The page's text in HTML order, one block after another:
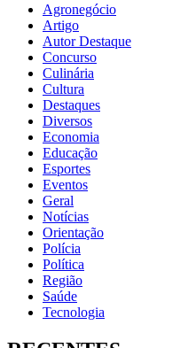
Agronegócio
Artigo
Autor Destaque
Concurso
Culinária
Cultura
Destaques
Diversos
Economia
Educação
Esportes
Eventos
Geral
Notícias
Orientação
Polícia
Política
Região
Saúde
Tecnologia